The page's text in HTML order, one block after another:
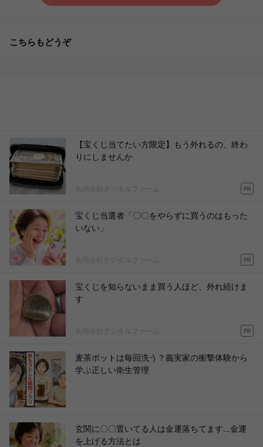
こちらもどうぞ
【宝くじ当てたい方限定】もう外れるの、終わ
りにしませんか
合同会社デジタルファーム PR
宝くじ当選者「〇〇をやらずに買うのはもった
いない」
合同会社デジタルファーム PR
宝くじを知らないまま買う人ほど、外れ続けま
す
合同会社デジタルファーム PR
麦茶ポットは毎回洗う？義実家の衝撃体験から
学ぶ正しい衛生管理
玄関に〇〇置いてる人は金運落ちてます…金運
を上げる方法とは